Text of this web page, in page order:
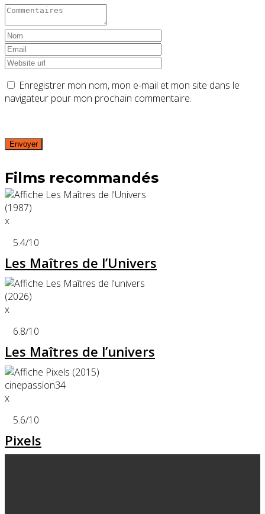
Enregistrer mon nom, mon e-mail et mon site dans le
navigateur pour mon prochain commentaire.
Films recommandés
x
5.4/10
Les Maîtres de l’Univers
x
6.8/10
Les Maîtres de l’univers
x
5.6/10
Pixels